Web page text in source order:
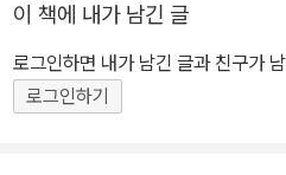
관료적 권위주의』, 『하버마스와의 대화
『중민의 발견과 성장』, 『Divided
ce』, 『Beyond Risk Society』,
이 책에 내가 남긴 글
로그인하면 내가 남긴 글과 친구가
로그인하기